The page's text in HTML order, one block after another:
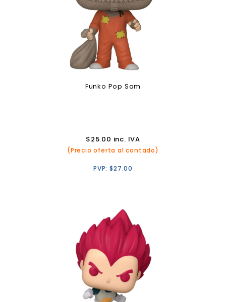
Funko Pop Sam
$25.00 inc. IVA
(Precio oferta al contado)
PVP:$27.00